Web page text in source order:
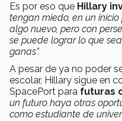
Es por eso que Hillary
tengan miedo, en un
algo nuevo, pero con
se puede lograr lo que
ganas”.
A pesar de ya no poder
escolar, Hillary sigue en
SpacePort para futuras
un futuro haya otras
como estudiante de